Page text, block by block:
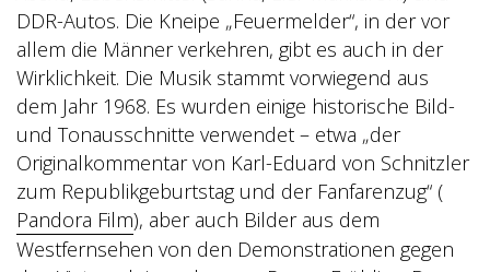
DDR-Autos. Die Kneipe „Feuermelder“, in der vor
allem die Männer verkehren, gibt es auch in der
Wirklichkeit. Die Musik stammt vorwiegend aus
dem Jahr 1968. Es wurden einige historische Bild-
und Tonausschnitte verwendet – etwa „der
Originalkommentar von Karl-Eduard von Schnitzler
zum Republikgeburtstag und der Fanfarenzug“ (
Pandora Film), aber auch Bilder aus dem
Westfernsehen von den Demonstrationen gegen